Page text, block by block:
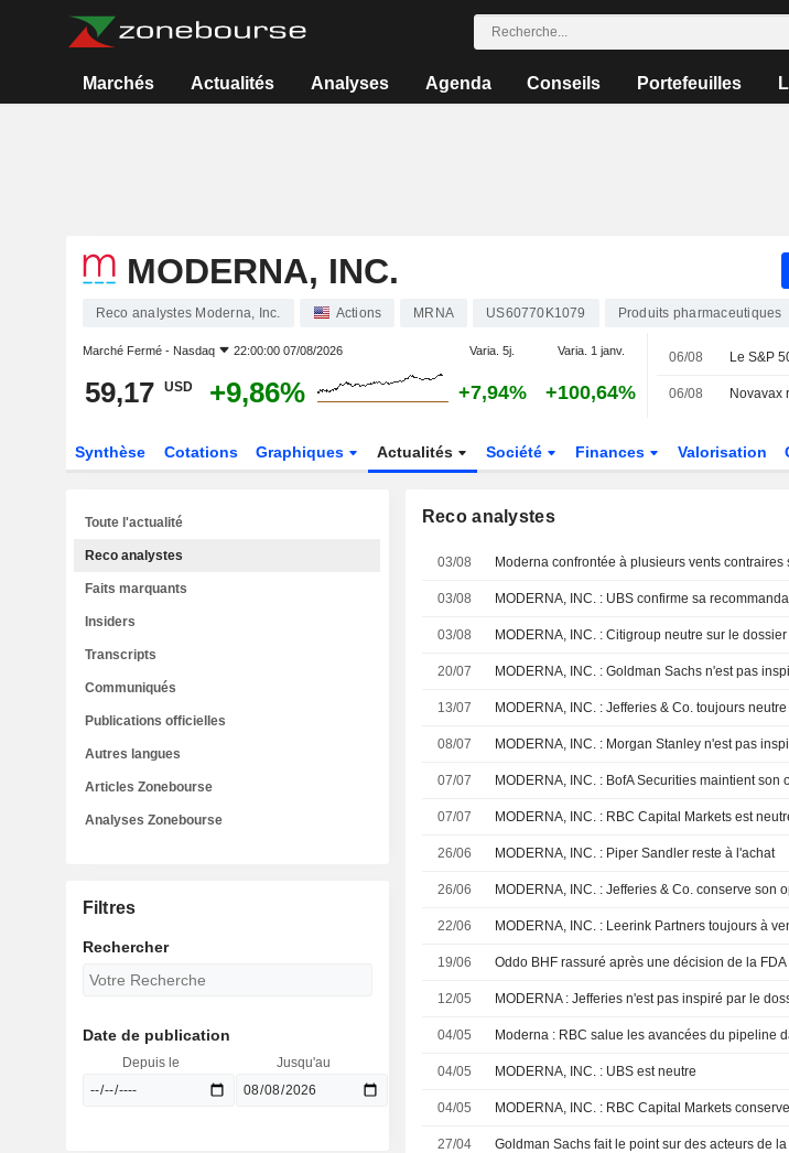
Marchés Actualités Analyses Agenda Conseils Portefeuilles
MODERNA, INC.
Reco analystes Moderna, Inc. Actions MRNA US60770K1079 Produits pharmaceutiques
Marché Fermé - Nasdaq 22:00:00 07/08/2026 Varia. 5j. Varia. 1 janv.
59,17 USD +9,86% +7,94% +100,64%
06/08
06/08
Synthèse Cotations Graphiques Actualités Société Finances Valorisation
Reco analystes
03/08
03/08 MODERNA, INC. : UBS confirme sa
03/08 MODERNA, INC. : Citigroup neutre sur le dossier
20/07 MODERNA, INC. : Goldman Sachs n'est pas
13/07 MODERNA, INC. : Jefferies & Co. toujours
08/07 MODERNA, INC. : Morgan Stanley n'est pas
07/07 MODERNA, INC. : BofA Securities maintient son
07/07 MODERNA, INC. : RBC Capital Markets est
26/06 MODERNA, INC. : Piper Sandler reste à l'achat
26/06 MODERNA, INC. : Jefferies & Co. conserve son
22/06 MODERNA, INC. : Leerink Partners toujours à
19/06 Oddo BHF rassuré après une décision de la
12/05 MODERNA : Jefferies n'est pas inspiré par le
04/05
04/05 MODERNA, INC. : UBS est neutre
04/05 MODERNA, INC. : RBC Capital Markets
27/04 Goldman Sachs fait le point sur des acteurs de
Toute l'actualité
Reco analystes
Faits marquants
Insiders
Transcripts
Communiqués
Publications officielles
Autres langues
Articles Zonebourse
Analyses Zonebourse
Filtres
Rechercher
Date de publication
Depuis le Jusqu'au